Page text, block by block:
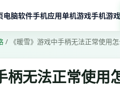
电脑软件手机应用单机游戏手机游戏
/ 《暖雪》游戏中手柄无法正常使用
柄无法正常使用